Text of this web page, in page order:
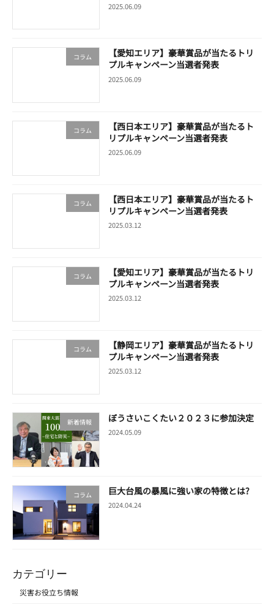
2025.06.09
コラム
【愛知エリア】豪華賞品が当たるトリ
プルキャンペーン当選者発表
2025.06.09
コラム
【西日本エリア】豪華賞品が当たるト
リプルキャンペーン当選者発表
2025.06.09
コラム
【西日本エリア】豪華賞品が当たるト
リプルキャンペーン当選者発表
2025.03.12
コラム
【愛知エリア】豪華賞品が当たるトリ
プルキャンペーン当選者発表
2025.03.12
コラム
【静岡エリア】豪華賞品が当たるトリ
プルキャンペーン当選者発表
2025.03.12
新着情報 ぼうさいこくたい２０２３に参加決定
2024.05.09
コラム 巨大台風の暴風に強い家の特徴とは?
2024.04.24
カテゴリー
災害お役立ち情報